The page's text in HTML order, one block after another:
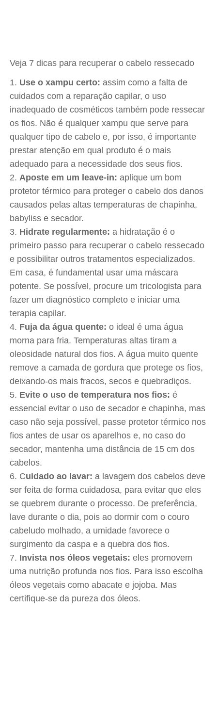
Veja 7 dicas para recuperar o cabelo ressecado
Use o xampu certo: assim como a falta de
cuidados com a reparação capilar, o uso
inadequado de cosméticos também pode ressecar
os fios. Não é qualquer xampu que serve para
qualquer tipo de cabelo e, por isso, é importante
prestar atenção em qual produto é o mais
adequado para a necessidade dos seus fios.
Aposte em um leave-in: aplique um bom
protetor térmico para proteger o cabelo dos danos
causados pelas altas temperaturas de chapinha,
babyliss e secador.
Hidrate regularmente: a hidratação é o
primeiro passo para recuperar o cabelo ressecado
e possibilitar outros tratamentos especializados.
Em casa, é fundamental usar uma máscara
potente. Se possível, procure um tricologista para
fazer um diagnóstico completo e iniciar uma
terapia capilar.
Fuja da água quente: o ideal é uma água
morna para fria. Temperaturas altas tiram a
oleosidade natural dos fios. A água muito quente
remove a camada de gordura que protege os fios,
deixando-os mais fracos, secos e quebradiços.
Evite o uso de temperatura nos fios: é
essencial evitar o uso de secador e chapinha, mas
caso não seja possível, passe protetor térmico nos
fios antes de usar os aparelhos e, no caso do
secador, mantenha uma distância de 15 cm dos
cabelos.
Cuidado ao lavar: a lavagem dos cabelos deve
ser feita de forma cuidadosa, para evitar que eles
se quebrem durante o processo. De preferência,
lave durante o dia, pois ao dormir com o couro
cabeludo molhado, a umidade favorece o
surgimento da caspa e a quebra dos fios.
Invista nos óleos vegetais: eles promovem
uma nutrição profunda nos fios. Para isso escolha
óleos vegetais como abacate e jojoba. Mas
certifique-se da pureza dos óleos.